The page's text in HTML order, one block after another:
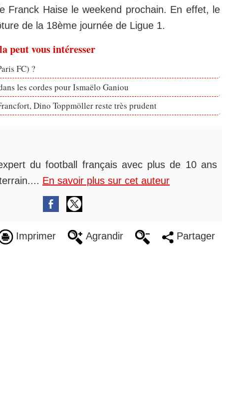
Franck Haise le weekend prochain. En effet, le
de la 18ème journée de Ligue 1.
peut vous intéresser
FC) ?
les cordes pour Ismaëlo Ganiou
Dino Toppmöller reste très prudent
du football français avec plus de 10 ans
En savoir plus sur cet auteur
Imprimer Agrandir Partager